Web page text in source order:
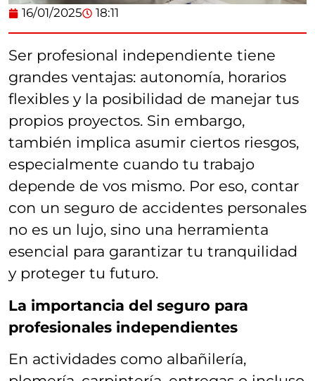
16/01/2025 18:11
Ser profesional independiente tiene
grandes ventajas: autonomía, horarios
flexibles y la posibilidad de manejar tus
propios proyectos. Sin embargo,
también implica asumir ciertos riesgos,
especialmente cuando tu trabajo
depende de vos mismo. Por eso, contar
con un seguro de accidentes personales
no es un lujo, sino una herramienta
esencial para garantizar tu tranquilidad
y proteger tu futuro.
La importancia del seguro para
profesionales independientes
En actividades como albañilería,